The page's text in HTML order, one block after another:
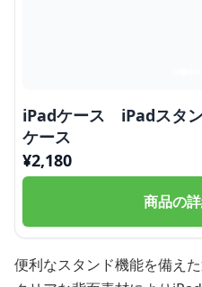
iPadケース iPadスタ
ケース
¥2,180
商品の
便利なスタンド機能を備え